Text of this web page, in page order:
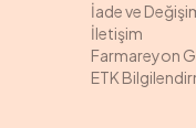
İade ve
İletişim
Farmareyon
ETK